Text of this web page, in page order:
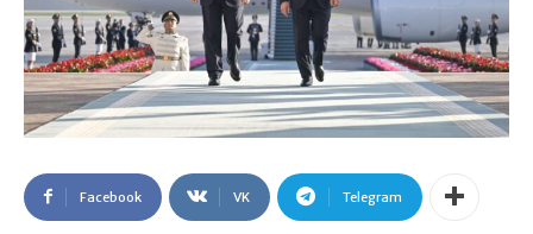
Facebook VK Telegram